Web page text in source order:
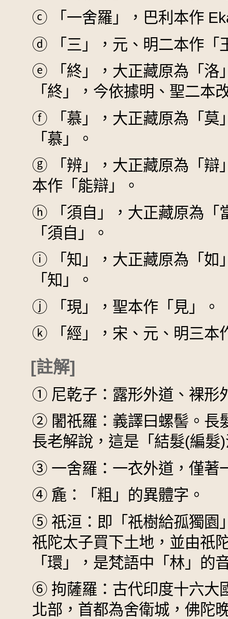
ⓒ
「一舍羅」，巴利本作
ⓓ
「三」，元、明二本作「
ⓔ
「終」，大正藏原為「
「終」，今依據明、聖二本
ⓕ
「慕」，大正藏原為「
「慕」。
ⓖ
「辨」，大正藏原為「
本作「能辯」。
ⓗ
「須自」，大正藏原為
「須自」。
ⓘ
「知」，大正藏原為「
「知」。
ⓙ
「現」，聖本作「見」。
ⓚ
「經」，宋、元、明三本
[註解]
① 尼乾子：露形外道、裸形
② 闍祇羅：義譯曰螺髻。長
長老解說，這是 「結髮(編
③ 一舍羅：一衣外道，僅著
④ 麁：「粗」的異體字。
⑤ 祇洹：即「祇樹給孤獨園
祇陀太子買下土地，並由祇
「環」，是梵語中「林」的
⑥ 拘薩羅：古代印度十六大
北部，首都為舍衛城，佛陀